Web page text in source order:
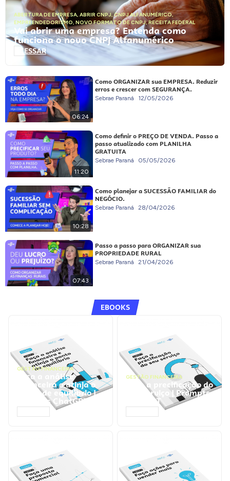
ABERTURA DE EMPRESA, ABRIR CNPJ,CNPJ ALFANUMÉRICO,
EMPREENDEDORISMO, NOVO FORMATO DE CNPJ,RECEITA FEDERAL
Vai abrir uma empresa? Entenda como
funciona o novo CNPJ Alfanumérico
ACESSAR
06:24
Como ORGANIZAR sua EMPRESA. Reduzir
erros e crescer com SEGURANÇA.
Sebrae Paraná 12/05/2026
11:20
Como definir o PREÇO DE VENDA. Passo a
passo atualizado com PLANILHA
GRATUITA
Sebrae Paraná 05/05/2026
10:28
Como planejar a SUCESSÃO FAMILIAR do
NEGÓCIO.
Sebrae Paraná 28/04/2026
07:43
Passo a passo para ORGANIZAR sua
PROPRIEDADE RURAL
Sebrae Paraná 21/04/2026
EBOOKS
GESTÃO FINANCEIRA
Faça a análise
financeira e atinja o
ponto de equilíbrio |
Prompts ChatGPT
GESTÃO FINANCEIRA
Faça a precificação do
seu serviço | Prompts
ChatGPT